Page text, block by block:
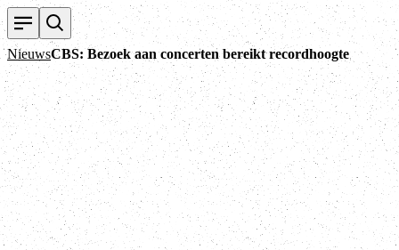
NieuwsCBS: Bezoek aan concerten bereikt recordhoogte